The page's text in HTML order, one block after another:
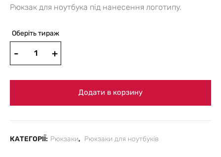
Рюкзак для ноутбука під нанесення логотипу.
Оберіть тираж
Додати в корзину
КАТЕГОРІЇ: Рюкзаки, Рюкзаки для ноутбуків